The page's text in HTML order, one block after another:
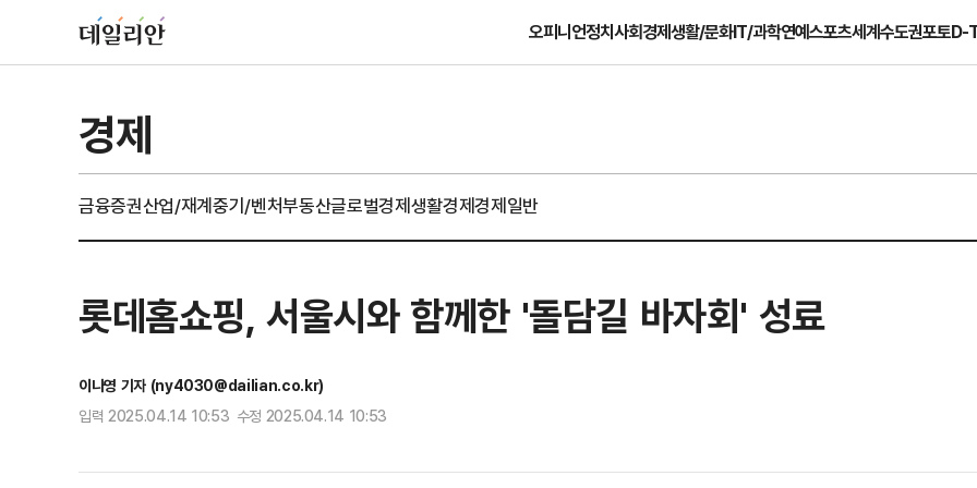
오피니언정치사회경제생활/문화IT/과학연예스포츠세계수도권포토D-
경제
금융증권산업/재계중기/벤처부동산글로벌경제생활경제경제일반
롯데홈쇼핑, 서울시와 함께한 '돌담길 바자회' 성료
이나영 기자 (ny4030@dailian.co.kr)
입력 2025.04.14 10:53 수정 2025.04.14 10:53